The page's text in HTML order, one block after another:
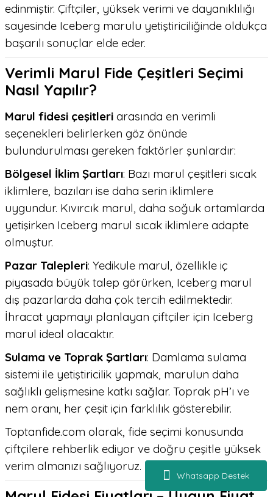
Whatsapp Destek
edinmiştir. Çiftçiler, yüksek verimi ve dayanıklılığı
sayesinde Iceberg marulu yetiştiriciliğinde oldukça
başarılı sonuçlar elde eder.
Verimli Marul Fide Çeşitleri Seçimi
Nasıl Yapılır?
Marul fidesi çeşitleri arasında en verimli
seçenekleri belirlerken göz önünde
bulundurulması gereken faktörler şunlardır:
Bölgesel İklim Şartları: Bazı marul çeşitleri sıcak
iklimlere, bazıları ise daha serin iklimlere
uygundur. Kıvırcık marul, daha soğuk ortamlarda
yetişirken Iceberg marul sıcak iklimlere adapte
olmuştur.
Pazar Talepleri: Yedikule marul, özellikle iç
piyasada büyük talep görürken, Iceberg marul
dış pazarlarda daha çok tercih edilmektedir.
İhracat yapmayı planlayan çiftçiler için Iceberg
marul ideal olacaktır.
Sulama ve Toprak Şartları: Damlama sulama
sistemi ile yetiştiricilik yapmak, marulun daha
sağlıklı gelişmesine katkı sağlar. Toprak pH’ı ve
nem oranı, her çeşit için farklılık gösterebilir.
Toptanfide.com olarak, fide seçimi konusunda
çiftçilere rehberlik ediyor ve doğru çeşitle yüksek
verim almanızı sağlıyoruz.